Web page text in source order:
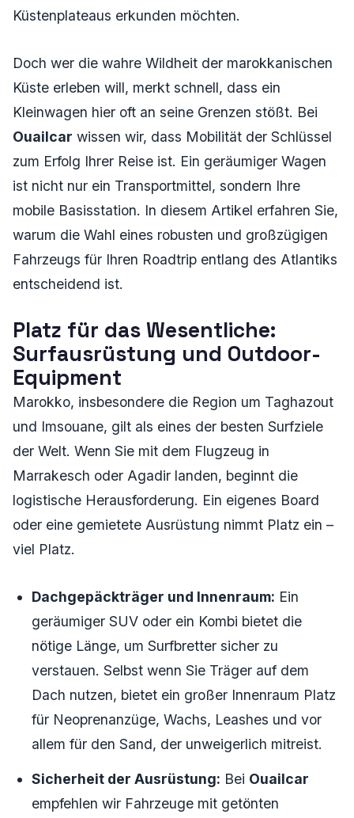
Küstenplateaus erkunden möchten.
Doch wer die wahre Wildheit der marokkanischen
Küste erleben will, merkt schnell, dass ein
Kleinwagen hier oft an seine Grenzen stößt. Bei
Ouailcar wissen wir, dass Mobilität der Schlüssel
zum Erfolg Ihrer Reise ist. Ein geräumiger Wagen
ist nicht nur ein Transportmittel, sondern Ihre
mobile Basisstation. In diesem Artikel erfahren Sie,
warum die Wahl eines robusten und großzügigen
Fahrzeugs für Ihren Roadtrip entlang des Atlantiks
entscheidend ist.
Platz für das Wesentliche:
Surfausrüstung und Outdoor-
Equipment
Marokko, insbesondere die Region um Taghazout
und Imsouane, gilt als eines der besten Surfziele
der Welt. Wenn Sie mit dem Flugzeug in
Marrakesch oder Agadir landen, beginnt die
logistische Herausforderung. Ein eigenes Board
oder eine gemietete Ausrüstung nimmt Platz ein –
viel Platz.
Dachgepäckträger und Innenraum: Ein
geräumiger SUV oder ein Kombi bietet die
nötige Länge, um Surfbretter sicher zu
verstauen. Selbst wenn Sie Träger auf dem
Dach nutzen, bietet ein großer Innenraum Platz
für Neoprenanzüge, Wachs, Leashes und vor
allem für den Sand, der unweigerlich mitreist.
Sicherheit der Ausrüstung: Bei Ouailcar
empfehlen wir Fahrzeuge mit getönten